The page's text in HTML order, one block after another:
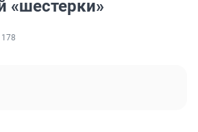
«шестерки»
178